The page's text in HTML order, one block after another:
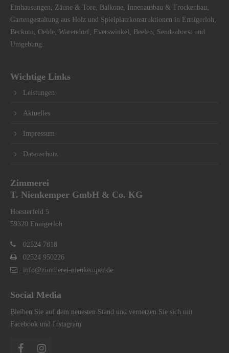
Einhausungen, Zäune & Tore, Balkone, Innenausbau & Trockenbau,
Gartengestaltung aus Holz und Spielplatzkonstruktionen in Ennigerloh,
Beckum, Oelde, Warendorf, Everswinkel, Beelen, Sendenhorst und
Umgebung.
Wichtige Links
Leistungen
Aktuelles
Impressum
Datenschutz
Zimmerei
T. Nienkemper GmbH & Co. KG
Hoesterfeld 5
59320 Ennigerloh
02524 7818
02524 950226
info@zimmerei-nienkemper.de
Social Media
Bleiben Sie auf dem neuesten Stand und vernetzen Sie sich mit
Facebook und Instagram